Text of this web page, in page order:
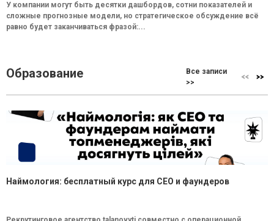
У компании могут быть десятки дашбордов, сотни показателей и
сложные прогнозные модели, но стратегическое обсуждение всё
равно будет заканчиваться фразой:...
Образование
Все записи
>>
Наймология: бесплатный курс для CEO и фаундеров